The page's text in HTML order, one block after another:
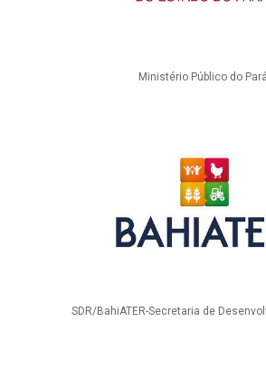
Ministério Público do Pará
SDR/BahiATER-Secretaria de